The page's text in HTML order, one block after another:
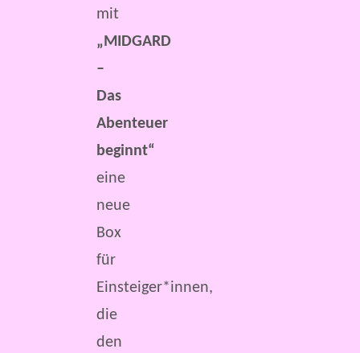
mit
„MIDGARD
–
Das
Abenteuer
beginnt“
eine
neue
Box
für
Einsteiger*innen,
die
den